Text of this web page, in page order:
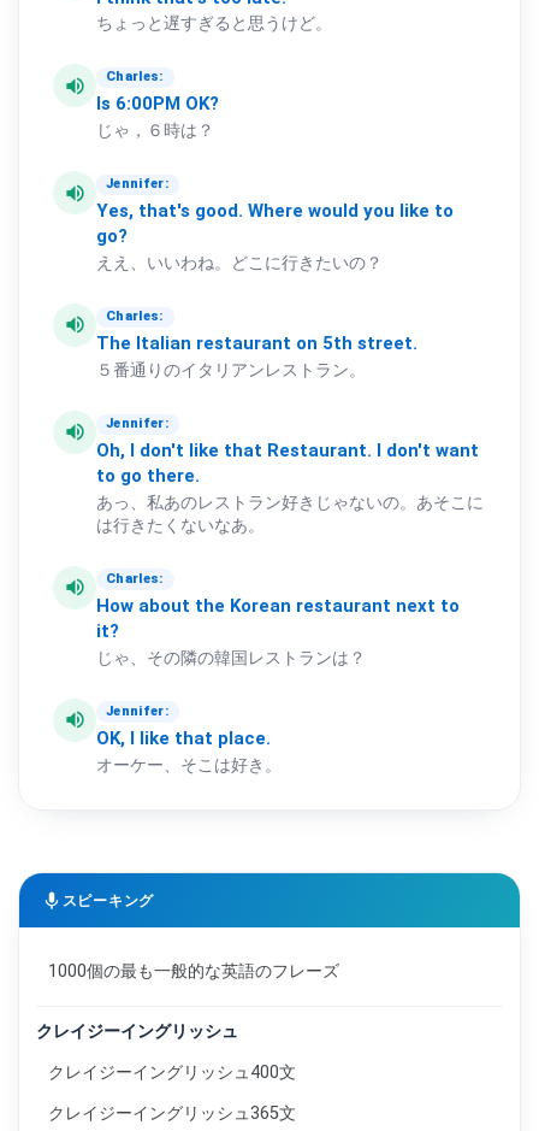
ちょっと遅すぎると思うけど。
volume_up Charles:
Is 6:00PM OK?
じゃ，６時は？
volume_up Jennifer:
Yes, that's good. Where would you like to
go?
ええ、いいわね。どこに行きたいの？
volume_up Charles:
The Italian restaurant on 5th street.
５番通りのイタリアンレストラン。
volume_up Jennifer:
Oh, don't like that Restaurant. don't want
to go there.
あっ、私あのレストラン好きじゃないの。あそこに
は行きたくないなあ。
volume_up Charles:
How about the Korean restaurant next to
it?
じゃ、その隣の韓国レストランは？
volume_up Jennifer:
OK, I like that place.
オーケー、そこは好き。
mic スピーキング
1000個の最も一般的な英語のフレーズ
クレイジーイングリッシュ
クレイジーイングリッシュ400文
クレイジーイングリッシュ365文